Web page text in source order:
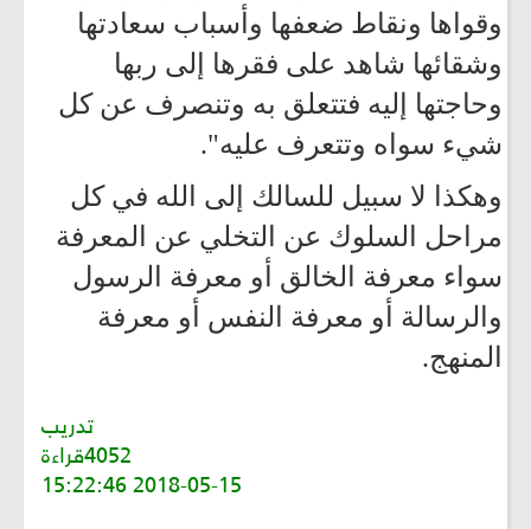
وقواها ونقاط ضعفها وأسباب سعادتها
وشقائها شاهد على فقرها إلى ربها
وحاجتها إليه فتتعلق به وتنصرف عن كل
شيء سواه وتتعرف عليه".
وهكذا لا سبيل للسالك إلى الله في كل
مراحل السلوك عن التخلي عن المعرفة
سواء معرفة الخالق أو معرفة الرسول
والرسالة أو معرفة النفس أو معرفة
المنهج.
تدريب
4052قراءة
2018-05-15 15:22:46